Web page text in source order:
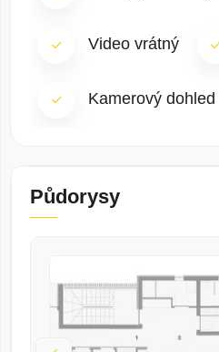
Video vrátný
Kamerový dohled
Půdorysy